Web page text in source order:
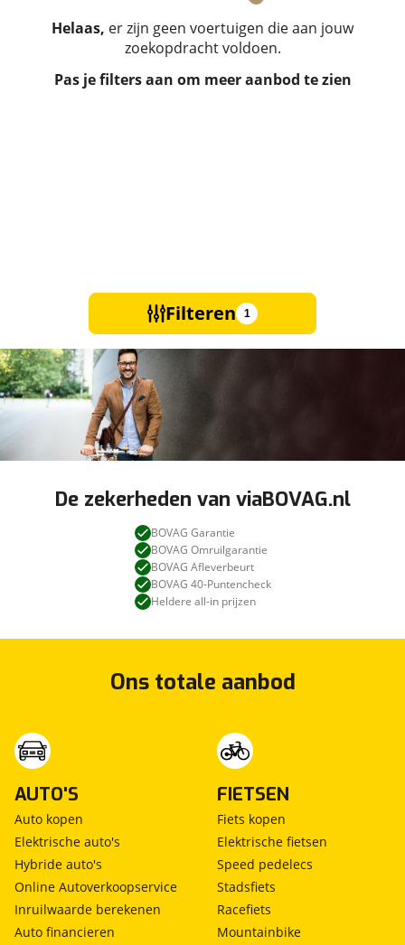
Helaas, er zijn geen voertuigen die aan jouw
zoekopdracht voldoen.
Pas je filters aan om meer aanbod te zien
Filteren 1
De zekerheden van viaBOVAG.nl
BOVAG Garantie
BOVAG Omruilgarantie
BOVAG Afleverbeurt
BOVAG 40-Puntencheck
Heldere all-in prijzen
Ons totale aanbod
AUTO'S
Auto kopen
Elektrische auto's
Hybride auto's
Online Autoverkoopservice
Inruilwaarde berekenen
Auto financieren
FIETSEN
Fiets kopen
Elektrische fietsen
Speed pedelecs
Stadsfiets
Racefiets
Mountainbike